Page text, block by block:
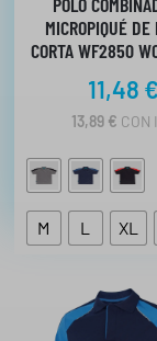
MICROPIQUÉ DE
CORTA WF2850
11,48 €
13,89 € CON
M L XL